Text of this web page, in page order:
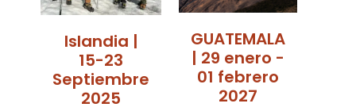
Islandia |
15-23
Septiembre
2025
GUATEMALA
| 29 enero -
01 febrero
2027